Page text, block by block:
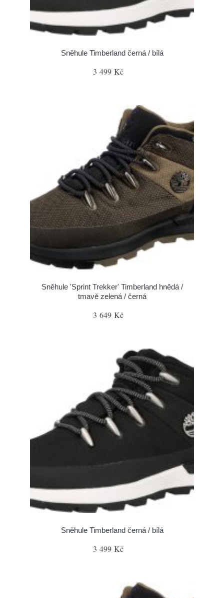
Sněhule Timberland černá / bílá
3 499 Kč
Sněhule 'Sprint Trekker' Timberland hnědá /
tmavě zelená / černá
3 649 Kč
Sněhule Timberland černá / bílá
3 499 Kč